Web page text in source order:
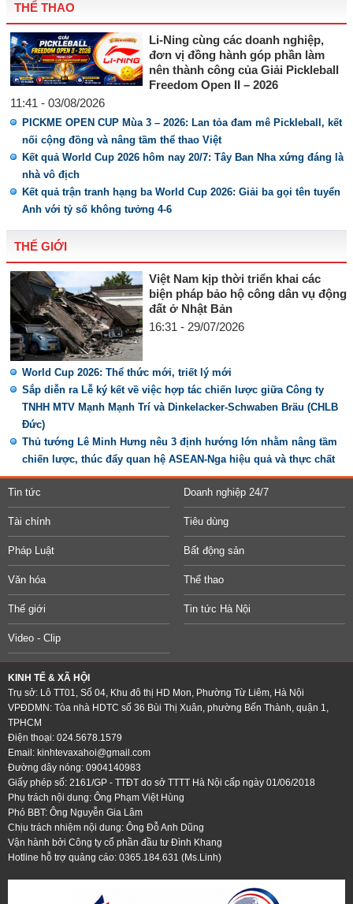
THỂ THAO
Li-Ning cùng các doanh nghiệp,
đơn vị đồng hành góp phần làm
nên thành công của Giải Pickleball
Freedom Open II – 2026
11:41 - 03/08/2026
PICKME OPEN CUP Mùa 3 – 2026: Lan tỏa đam mê Pickleball, kết
nối cộng đồng và nâng tầm thể thao Việt
Kết quả World Cup 2026 hôm nay 20/7: Tây Ban Nha xứng đáng là
nhà vô địch
Kết quả trận tranh hạng ba World Cup 2026: Giải ba gọi tên tuyển
Anh với tỷ số không tưởng 4-6
THẾ GIỚI
Việt Nam kịp thời triển khai các
biện pháp bảo hộ công dân vụ động
đất ở Nhật Bản
16:31 - 29/07/2026
World Cup 2026: Thể thức mới, triết lý mới
Sắp diễn ra Lễ ký kết về việc hợp tác chiến lược giữa Công ty
TNHH MTV Mạnh Mạnh Trí và Dinkelacker-Schwaben Bräu (CHLB
Đức)
Thủ tướng Lê Minh Hưng nêu 3 định hướng lớn nhằm nâng tầm
chiến lược, thúc đẩy quan hệ ASEAN-Nga hiệu quả và thực chất
Tin tức Doanh nghiệp 24/7
Tài chính Tiêu dùng
Pháp Luật Bất động sản
Văn hóa Thể thao
Thế giới Tin tức Hà Nội
Video - Clip
KINH TẾ & XÃ HỘI
Trụ sở: Lô TT01, Số 04, Khu đô thị HD Mon, Phường Từ Liêm, Hà Nội
VPĐDMN: Tòa nhà HDTC số 36 Bùi Thị Xuân, phường Bến Thành, quận 1,
TPHCM
Điện thoại: 024.5678.1579
Email: kinhtevaxahoi@gmail.com
Đường dây nóng: 0904140983
Giấy phép số: 2161/GP - TTĐT do sở TTTT Hà Nội cấp ngày 01/06/2018
Phụ trách nội dung: Ông Phạm Việt Hùng
Phó BBT: Ông Nguyễn Gia Lâm
Chịu trách nhiệm nội dung: Ông Đỗ Anh Dũng
Vận hành bởi Công ty cổ phần đầu tư Đình Khang
Hotline hỗ trợ quảng cáo: 0365.184.631 (Ms.Linh)